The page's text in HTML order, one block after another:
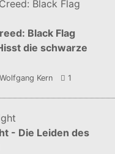
Black Flag
die schwarze
Kern 1
- Die Leiden des